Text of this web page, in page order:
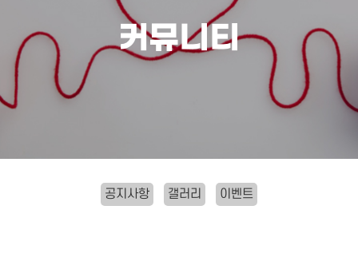
커뮤니티
공지사항 갤러리 이벤트